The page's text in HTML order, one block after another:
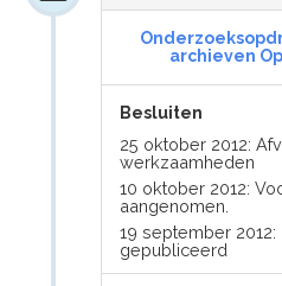
archieven
Besluiten
25 oktober 2012:
werkzaamheden
10 oktober 2012:
aangenomen.
19 september
gepubliceerd